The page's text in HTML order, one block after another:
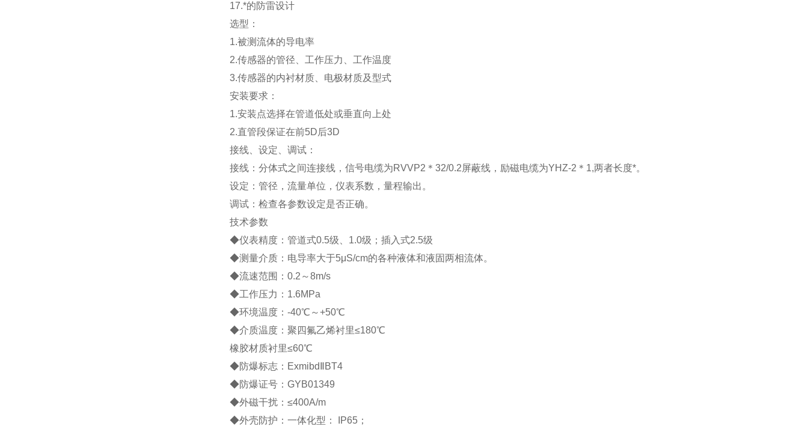
17.*的防雷设计
选型：
1.被测流体的导电率
2.传感器的管径、工作压力、工作温度
3.传感器的内衬材质、电极材质及型式
安装要求：
1.安装点选择在管道低处或垂直向上处
2.直管段保证在前5D后3D
接线、设定、调试：
接线：分体式之间连接线，信号电缆为RVVP2＊32/0.2屏蔽线，励磁电缆为YHZ-2＊1,两者长度*。
设定：管径，流量单位，仪表系数，量程输出。
调试：检查各参数设定是否正确。
技术参数
◆仪表精度：管道式0.5级、1.0级；插入式2.5级
◆测量介质：电导率大于5μS/cm的各种液体和液固两相流体。
◆流速范围：0.2～8m/s
◆工作压力：1.6MPa
◆环境温度：-40℃～+50℃
◆介质温度：聚四氟乙烯衬里≤180℃
橡胶材质衬里≤60℃
◆防爆标志：ExmibdⅡBT4
◆防爆证号：GYB01349
◆外磁干扰：≤400A/m
◆外壳防护：一体化型： IP65；